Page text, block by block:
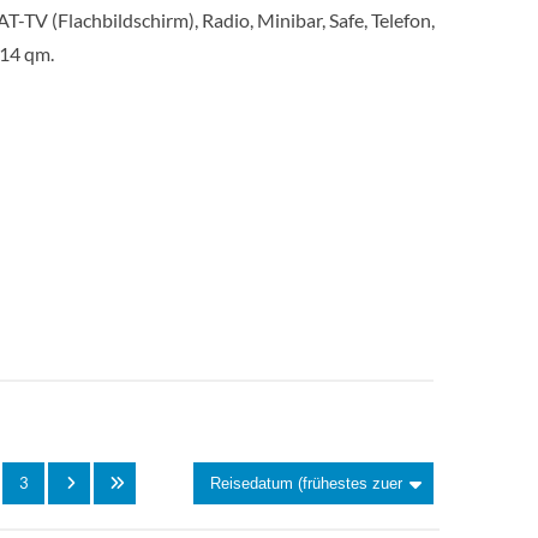
Saturn Deck
TV (Flachbildschirm), Radio, Minibar, Safe, Telefon,
qm.
3